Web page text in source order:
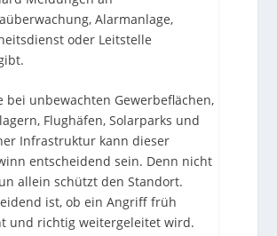
Alarmanlage,
oder Leitstelle
bei unbewachten Gewerbeflächen,
Flughäfen, Solarparks und
Infrastruktur kann dieser
entscheidend sein. Denn nicht
allein schützt den Standort.
ist, ob ein Angriff früh
und richtig weitergeleitet wird.